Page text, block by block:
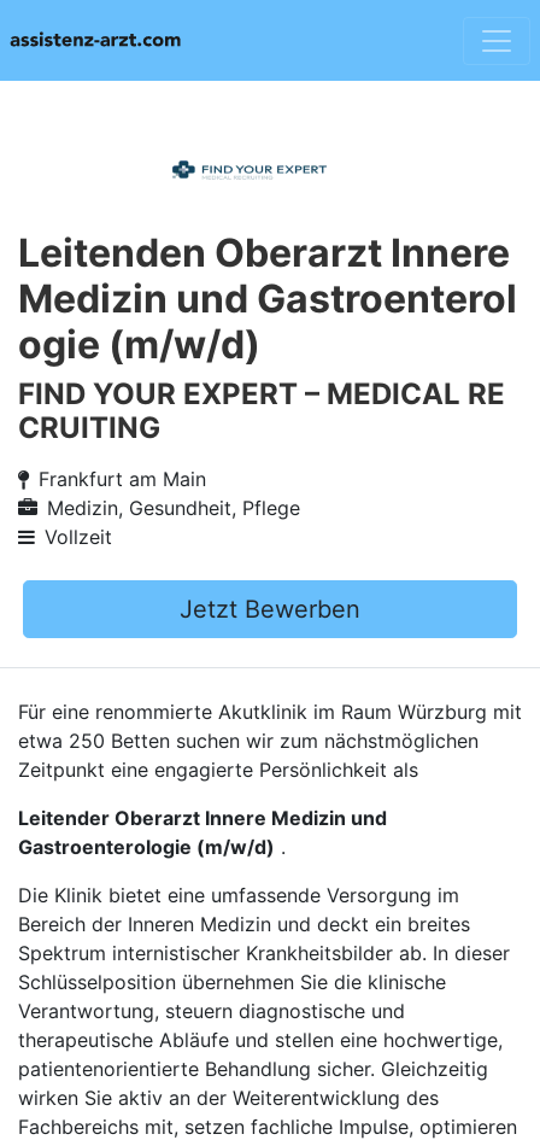
Leitenden Oberarzt Innere
Medizin und Gastroenterol
ogie (m/w/d)
FIND YOUR EXPERT – MEDICAL RE
CRUITING
Frankfurt am Main
Medizin, Gesundheit, Pflege
Vollzeit
Jetzt Bewerben
Für eine renommierte Akutklinik im Raum Würzburg mit
etwa 250 Betten suchen wir zum nächstmöglichen
Zeitpunkt eine engagierte Persönlichkeit als
Leitender Oberarzt Innere Medizin und
Gastroenterologie (m/w/d) .
Die Klinik bietet eine umfassende Versorgung im
Bereich der Inneren Medizin und deckt ein breites
Spektrum internistischer Krankheitsbilder ab. In dieser
Schlüsselposition übernehmen Sie die klinische
Verantwortung, steuern diagnostische und
therapeutische Abläufe und stellen eine hochwertige,
patientenorientierte Behandlung sicher. Gleichzeitig
wirken Sie aktiv an der Weiterentwicklung des
Fachbereichs mit, setzen fachliche Impulse, optimieren